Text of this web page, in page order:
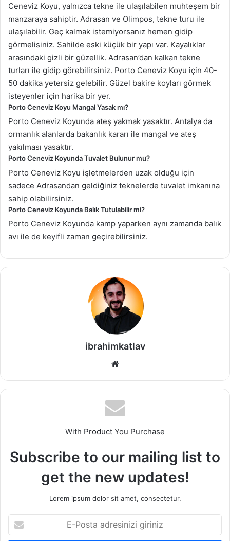
Ceneviz Koyu, yalnızca tekne ile ulaşılabilen muhteşem bir
manzaraya sahiptir. Adrasan ve Olimpos, tekne turu ile
ulaşılabilir. Geç kalmak istemiyorsanız hemen gidip
görmelisiniz. Sahilde eski küçük bir yapı var. Kayalıklar
arasındaki gizli bir güzellik. Adrasan’dan kalkan tekne
turları ile gidip görebilirsiniz. Porto Ceneviz Koyu için 40-
50 dakika yetersiz gelebilir. Güzel bakire koyları görmek
isteyenler için harika bir yer.
Porto Ceneviz Koyu Mangal Yasak mı?
Porto Ceneviz Koyunda ateş yakmak yasaktır. Antalya da
ormanlık alanlarda bakanlık kararı ile mangal ve ateş
yakılması yasaktır.
Porto Ceneviz Koyunda Tuvalet Bulunur mu?
Porto Ceneviz Koyu işletmelerden uzak olduğu için
sadece Adrasandan geldiğiniz teknelerde tuvalet imkanına
sahip olabilirsiniz.
Porto Ceneviz Koyunda Balık Tutulabilir mi?
Porto Ceneviz Koyunda kamp yaparken aynı zamanda balık
avı ile de keyifli zaman geçirebilirsiniz.
ibrahimkatlav
sit
esi
With Product You Purchase
Subscribe to our mailing list to
get the new updates!
Lorem ipsum dolor sit amet, consectetur.